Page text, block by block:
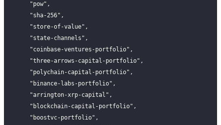
    "pow",
    "sha-256",
    "store-of-value",
    "state-channels",
    "coinbase-ventures-portfolio",
    "three-arrows-capital-portfolio",
    "polychain-capital-portfolio",
    "binance-labs-portfolio",
    "arrington-xrp-capital",
    "blockchain-capital-portfolio",
    "boostvc-portfolio",